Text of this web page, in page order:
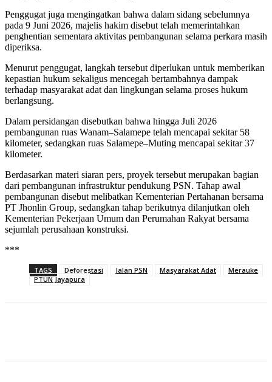
Penggugat juga mengingatkan bahwa dalam sidang sebelumnya
pada 9 Juni 2026, majelis hakim disebut telah memerintahkan
penghentian sementara aktivitas pembangunan selama perkara masih
diperiksa.
Menurut penggugat, langkah tersebut diperlukan untuk memberikan
kepastian hukum sekaligus mencegah bertambahnya dampak
terhadap masyarakat adat dan lingkungan selama proses hukum
berlangsung.
Dalam persidangan disebutkan bahwa hingga Juli 2026
pembangunan ruas Wanam–Salamepe telah mencapai sekitar 58
kilometer, sedangkan ruas Salamepe–Muting mencapai sekitar 37
kilometer.
Berdasarkan materi siaran pers, proyek tersebut merupakan bagian
dari pembangunan infrastruktur pendukung PSN. Tahap awal
pembangunan disebut melibatkan Kementerian Pertahanan bersama
PT Jhonlin Group, sedangkan tahap berikutnya dilanjutkan oleh
Kementerian Pekerjaan Umum dan Perumahan Rakyat bersama
sejumlah perusahaan konstruksi.
***
TAGS Deforestasi Jalan PSN Masyarakat Adat
Merauke
PTUN Jayapura